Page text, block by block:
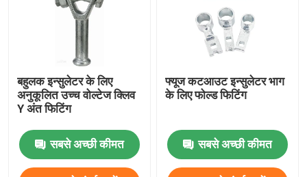
बहुलक इन्सुलेटर के लिए
अनुकूलित उच्च वोल्टेज क्लिव
Y अंत फिटिंग
सबसे अच्छी कीमत
फ्यूज कटआउट इन्सुलेटर भाग
के लिए फोल्ड फिटिंग
सबसे अच्छी कीमत